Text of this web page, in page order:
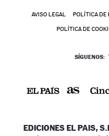
AVISO LEGAL POLÍTICA DE
POLÍTICA DE
SÍGUENOS:
EDICIONES EL PAIS,